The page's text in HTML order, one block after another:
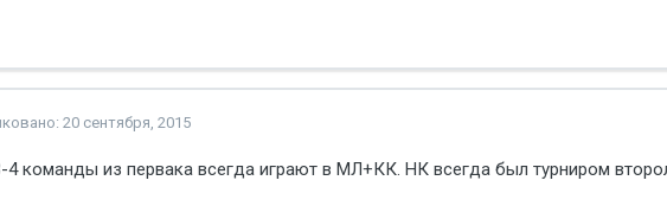
20 сентября, 2015
команды из первака всегда играют в МЛ+КК. НК всегда был турниром